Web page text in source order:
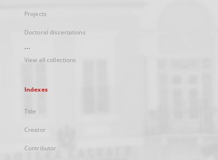
Projects
Doctoral dissertations
...
View all collections
Indexes
Title
Creator
Contributor